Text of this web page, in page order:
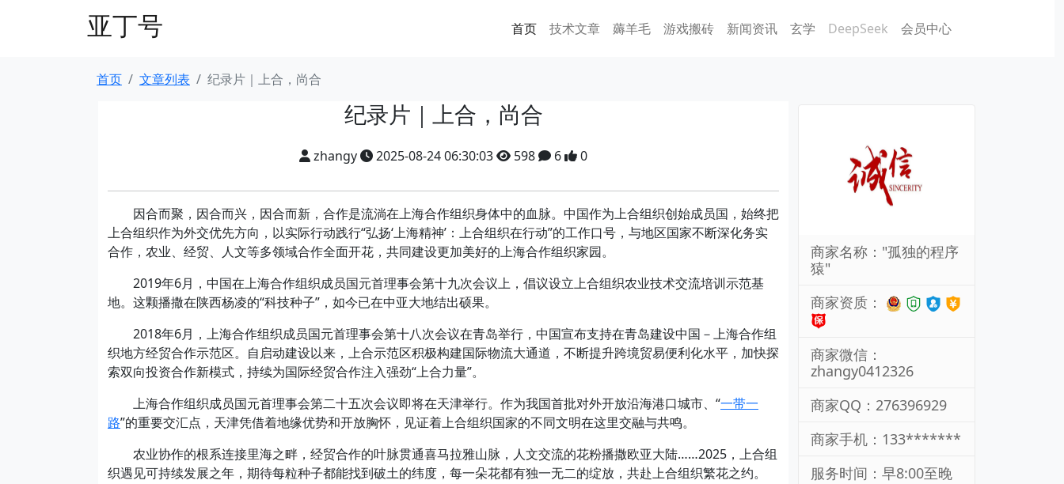
亚丁号 首页 技术文章 薅羊毛 游戏搬砖 新闻资讯 玄学 DeepSeek 会员中心
首页 文章列表 纪录片｜上合，尚合
纪录片｜上合，尚合
zhangy 2025-08-24 06:30:03 598 6 0
因合而聚，因合而兴，因合而新，合作是流淌在上海合作组织身体中的血脉。中国作为上合组织创始成员国，始终把
上合组织作为外交优先方向，以实际行动践行“弘扬‘上海精神’：上合组织在行动”的工作口号，与地区国家不断深化务实
合作，农业、经贸、人文等多领域合作全面开花，共同建设更加美好的上海合作组织家园。
2019年6月，中国在上海合作组织成员国元首理事会第十九次会议上，倡议设立上合组织农业技术交流培训示范基
地。这颗播撒在陕西杨凌的“科技种子”，如今已在中亚大地结出硕果。
2018年6月，上海合作组织成员国元首理事会第十八次会议在青岛举行，中国宣布支持在青岛建设中国－上海合作组
织地方经贸合作示范区。自启动建设以来，上合示范区积极构建国际物流大通道，不断提升跨境贸易便利化水平，加快探
索双向投资合作新模式，持续为国际经贸合作注入强劲“上合力量”。
上海合作组织成员国元首理事会第二十五次会议即将在天津举行。作为我国首批对外开放沿海港口城市、“一带一
路”的重要交汇点，天津凭借着地缘优势和开放胸怀，见证着上合组织国家的不同文明在这里交融与共鸣。
农业协作的根系连接里海之畔，经贸合作的叶脉贯通喜马拉雅山脉，人文交流的花粉播撒欧亚大陆……2025，上合组
织遇见可持续发展之年，期待每粒种子都能找到破土的纬度，每一朵花都有独一无二的绽放，共赴上合组织繁花之约。
商家名称："孤独的程序
猿"
商家资质：
商家微信：
zhangy0412326
商家QQ：276396929
商家手机：133*******
服务时间：早8:00至晚